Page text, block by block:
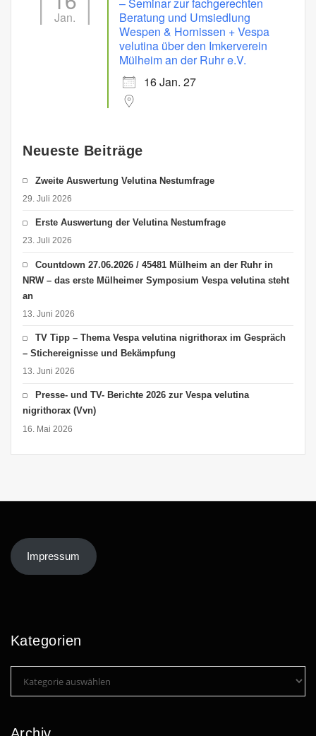
Jan.
– Seminar zur fachgerechten
Beratung und Umsiedlung
Wespen & Hornissen + Vespa
velutina über den Imkerverein
Mülheim an der Ruhr e.V.
16 Jan. 27
Neueste Beiträge
Zweite Auswertung Velutina Nestumfrage
29. Juli 2026
Erste Auswertung der Velutina Nestumfrage
23. Juli 2026
Countdown 27.06.2026 / 45481 Mülheim an der Ruhr in
NRW – das erste Mülheimer Symposium Vespa velutina steht
an
13. Juni 2026
TV Tipp – Thema Vespa velutina nigrithorax im Gespräch
– Stichereignisse und Bekämpfung
13. Juni 2026
Presse- und TV- Berichte 2026 zur Vespa velutina
nigrithorax (Vvn)
16. Mai 2026
Impressum
Kategorien